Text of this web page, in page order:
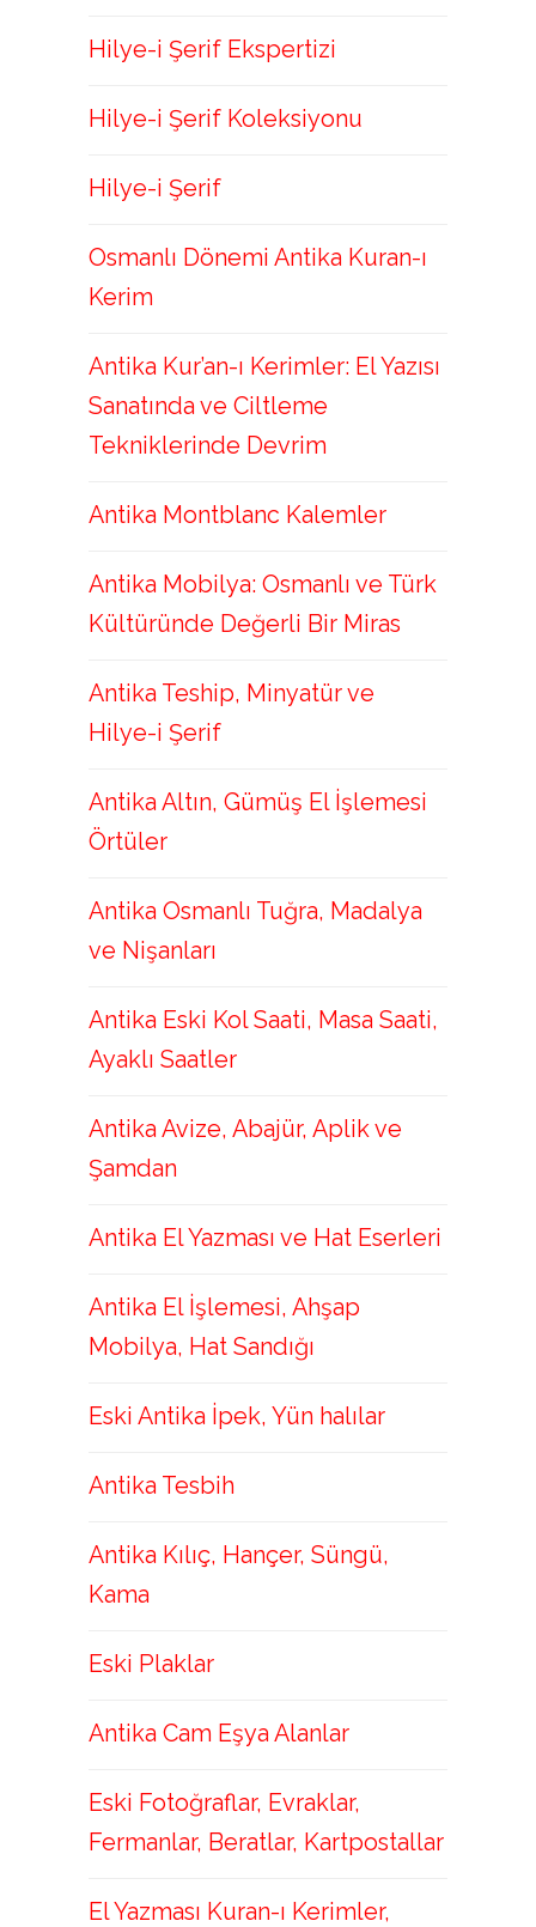
Hilye-i Şerif Ekspertizi
Hilye-i Şerif Koleksiyonu
Hilye-i Şerif
Osmanlı Dönemi Antika Kuran-ı
Kerim
Antika Kur’an-ı Kerimler: El Yazısı
Sanatında ve Ciltleme
Tekniklerinde Devrim
Antika Montblanc Kalemler
Antika Mobilya: Osmanlı ve Türk
Kültüründe Değerli Bir Miras
Antika Teship, Minyatür ve
Hilye-i Şerif
Antika Altın, Gümüş El İşlemesi
Örtüler
Antika Osmanlı Tuğra, Madalya
ve Nişanları
Antika Eski Kol Saati, Masa Saati,
Ayaklı Saatler
Antika Avize, Abajür, Aplik ve
Şamdan
Antika El Yazması ve Hat Eserleri
Antika El İşlemesi, Ahşap
Mobilya, Hat Sandığı
Eski Antika İpek, Yün halılar
Antika Tesbih
Antika Kılıç, Hançer, Süngü,
Kama
Eski Plaklar
Antika Cam Eşya Alanlar
Eski Fotoğraflar, Evraklar,
Fermanlar, Beratlar, Kartpostallar
El Yazması Kuran-ı Kerimler,